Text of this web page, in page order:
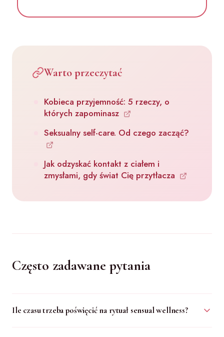
Warto przeczytać
Kobieca przyjemność: 5 rzeczy, o
których zapominasz
Seksualny self-care. Od czego zacząć?
Jak odzyskać kontakt z ciałem i
zmysłami, gdy świat Cię przytłacza
Często zadawane pytania
Ile czasu trzeba poświęcić na rytuał sensual wellness?